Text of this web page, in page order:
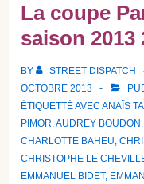
La coupe
saison 2013
BY STREET DISPATCH
OCTOBRE 2013
ÉTIQUETTÉ AVEC ANAÏS
PIMOR,AUDREY BOUDON ,
CHARLOTTE BAHEU,
CHRISTOPHE LE
EMMANUEL BIDET,